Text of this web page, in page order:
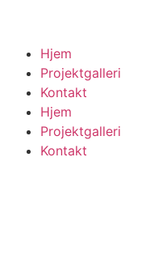
Hjem
Projektgalleri
Kontakt
Hjem
Projektgalleri
Kontakt